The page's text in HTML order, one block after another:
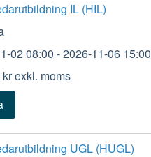
IL (HIL)
02 08:00 - 2026-11-06 15:00
exkl. moms
UGL (HUGL)